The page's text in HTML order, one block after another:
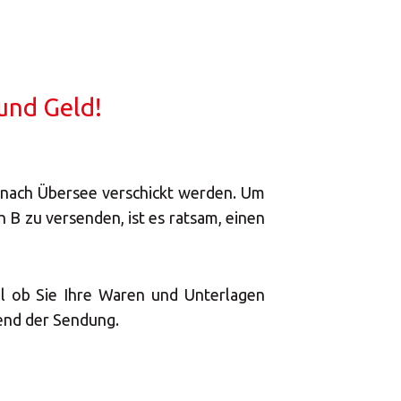
Sendung
Geld!
Übersee verschickt werden. Um
zu versenden, ist es ratsam, einen
ob Sie Ihre Waren und Unterlagen
der Sendung.